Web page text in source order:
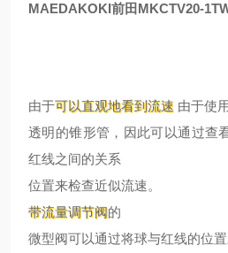
MAEDAKOKI前田MKCTV20-
由于可以直观地看到流速 由于使
透明的锥形管，因此可以通过查
红线之间的关系
位置来检查近似流速。
带流量调节阀的
微型阀可以通过将球与红线的位